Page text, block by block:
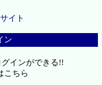
イト
ン
インができる!!
こちら